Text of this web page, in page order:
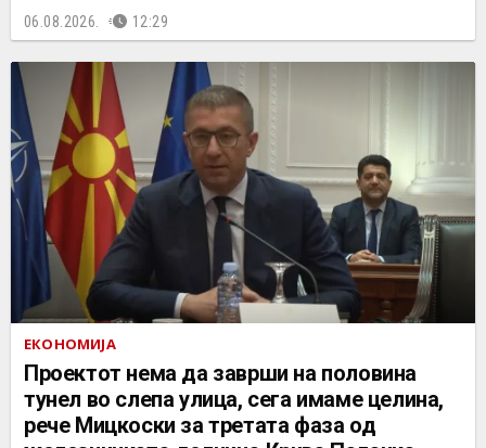
06.08.2026. 12:29
ЕКОНОМИЈА
Проектот нема да заврши на половина
тунел во слепа улица, сега имаме целина,
рече Мицкоски за третата фаза од